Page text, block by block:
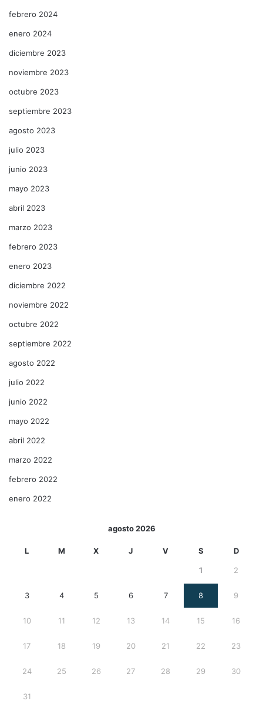
febrero 2024
enero 2024
diciembre 2023
noviembre 2023
octubre 2023
septiembre 2023
agosto 2023
julio 2023
junio 2023
mayo 2023
abril 2023
marzo 2023
febrero 2023
enero 2023
diciembre 2022
noviembre 2022
octubre 2022
septiembre 2022
agosto 2022
julio 2022
junio 2022
mayo 2022
abril 2022
marzo 2022
febrero 2022
enero 2022
agosto 2026
L M X J V S D
1 2
3 4 5 6 7 8 9
10 11 12 13 14 15 16
17 18 19 20 21 22 23
24 25 26 27 28 29 30
31